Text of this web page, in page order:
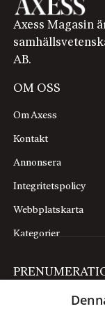
Axess Magasin
AB.
OM OSS
Om Axess
Kontakt
Annonsera
Integritetspolicy
Webbplatskarta
Kategorier